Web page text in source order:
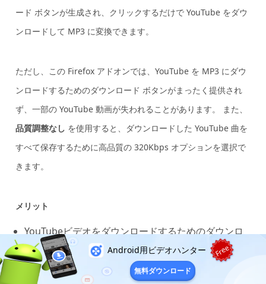
ード ボタンが生成され、クリックするだけで YouTube をダウ
ンロードして MP3 に変換できます。
ただし、この Firefox アドオンでは、YouTube を MP3 にダウ
ンロードするためのダウンロード ボタンがまったく提供され
ず、一部の YouTube 動画が失われることがあります。 また、
品質調整なし を使用すると、ダウンロードした YouTube 曲を
すべて保存するために高品質の 320Kbps オプションを選択で
きます。
メリット
YouTubeビデオをダウンロードするためのダウンロ
ードボタンを自動的に生成します。
YouTube を高品質で MP3 に変換します。
Android用ビデオハンター Free
無料ダウンロード